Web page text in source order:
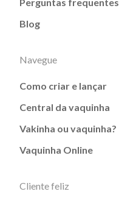
Blog
Navegue
Como criar e lançar
Central da vaquinha
Vakinha ou vaquinha?
Vaquinha Online
Cliente feliz